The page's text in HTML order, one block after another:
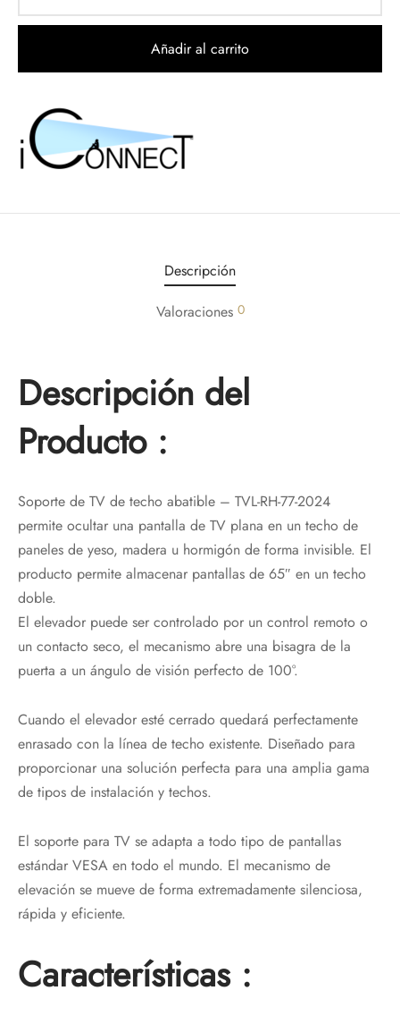
Añadir al carrito
Descripción
Valoraciones 0
Descripción del
Producto :
Soporte de TV de techo abatible – TVL-RH-77-2024
permite ocultar una pantalla de TV plana en un techo de
paneles de yeso, madera u hormigón de forma invisible. El
producto permite almacenar pantallas de 65″ en un techo
doble.
El elevador puede ser controlado por un control remoto o
un contacto seco, el mecanismo abre una bisagra de la
puerta a un ángulo de visión perfecto de 100°.
Cuando el elevador esté cerrado quedará perfectamente
enrasado con la línea de techo existente. Diseñado para
proporcionar una solución perfecta para una amplia gama
de tipos de instalación y techos.
El soporte para TV se adapta a todo tipo de pantallas
estándar VESA en todo el mundo. El mecanismo de
elevación se mueve de forma extremadamente silenciosa,
rápida y eficiente.
Características :